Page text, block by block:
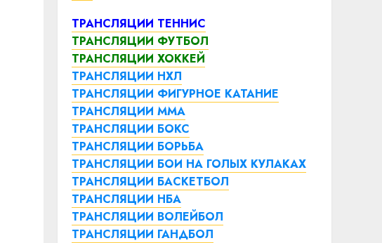
ТРАНСЛЯЦИИ ТЕННИС
ТРАНСЛЯЦИИ ФУТБОЛ
ТРАНСЛЯЦИИ ХОККЕЙ
ТРАНСЛЯЦИИ НХЛ
ТРАНСЛЯЦИИ ФИГУРНОЕ КАТАНИЕ
ТРАНСЛЯЦИИ ММА
ТРАНСЛЯЦИИ БОКС
ТРАНСЛЯЦИИ БОРЬБА
ТРАНСЛЯЦИИ БОИ НА ГОЛЫХ КУЛАКАХ
ТРАНСЛЯЦИИ БАСКЕТБОЛ
ТРАНСЛЯЦИИ НБА
ТРАНСЛЯЦИИ ВОЛЕЙБОЛ
ТРАНСЛЯЦИИ ГАНДБОЛ